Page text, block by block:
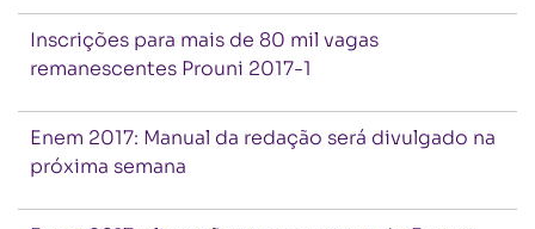
Inscrições para mais de 80 mil vagas
remanescentes Prouni 2017-1
Enem 2017: Manual da redação será divulgado na
próxima semana